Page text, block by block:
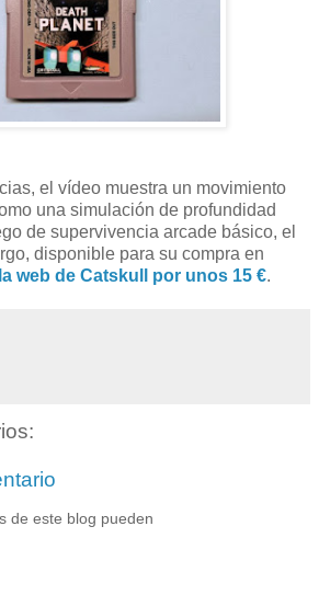
el vídeo muestra un movimiento
una simulación de profundidad
de supervivencia arcade básico, el
disponible para su compra en
web de Catskull por unos 15 €.
de este blog pueden